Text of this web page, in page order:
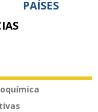
PAÍSES